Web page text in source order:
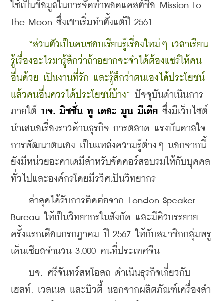
ใช้เป็นข้อมูลในการจัดทำพอดแคสต์ชื่อ Mission to
the Moon ซึ่งเขาเริ่มทำตั้งแต่ปี 2561
“ส่วนตัวเป็นคนชอบเรียนรู้เรื่องใหม่ๆ เวลาเรียน
รู้เรื่องอะไรมารู้สึกว่าถ้าอยากจะจำได้ต้องแชร์ให้คน
อื่นด้วย เป็นงานที่รัก และรู้สึกว่าตนเองได้ประโยชน์
แล้วคนอื่นควรได้ประโยชน์บ้าง” ปัจจุบันดำเนินการ
ภายใต้ บจ. มิชชั่น ทู เดอะ มูน มีเดีย ซึ่งมีเว็บไซต์
นำเสนอเรื่องราวด้านธุรกิจ การตลาด แรงบันดาลใจ
การพัฒนาตนเอง เป็นแหล่งความรู้ต่างๆ นอกจากนี้
ยังมีหน่วยอะคาเดมีสำหรับจัดคอร์สอบรมให้กับบุคคล
ทั่วไปและองค์กรโดยมีรวิศเป็นวิทยากร
ล่าสุดได้รับการติดต่อจาก London Speaker
Bureau ให้เป็นวิทยากรในสังกัด และมีคิวบรรยาย
ครั้งแรกเดือนกรกฎาคม ปี 2567 ให้กับสมาชิกกลุ่มพรู
เด็นเชียลจำนวน 3,000 คนที่ประเทศจีน
บจ. ศรีจันทร์สหโอสถ ดำเนินธุรกิจเกี่ยวกับ
เฮลท์, เวลเนส และบิวตี้ นอกจากผลิตภัณฑ์เครื่องสํา